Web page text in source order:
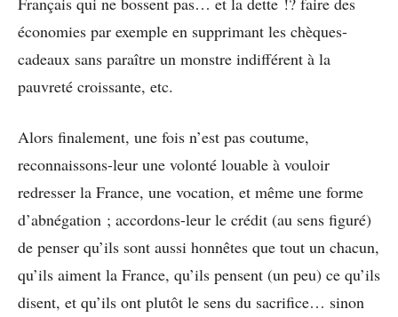
économies par exemple en supprimant les chèques-
cadeaux sans paraître un monstre indifférent à la
pauvreté croissante, etc.
Alors finalement, une fois n’est pas coutume,
reconnaissons-leur une volonté louable à vouloir
redresser la France, une vocation, et même une forme
d’abnégation ; accordons-leur le crédit (au sens figuré)
de penser qu’ils sont aussi honnêtes que tout un chacun,
qu’ils aiment la France, qu’ils pensent (un peu) ce qu’ils
disent, et qu’ils ont plutôt le sens du sacrifice… sinon